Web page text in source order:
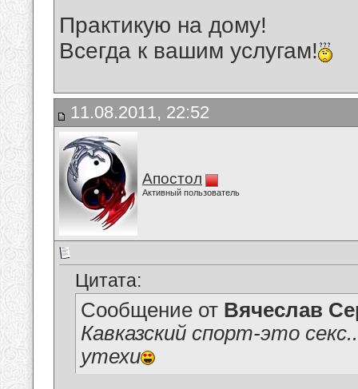
Практикую на дому!
Всегда к вашим услугам!
11.08.2011, 22:52
Апостол
Активный пользователь
Цитата:
Сообщение от Вячеслав
Кавказский спорт-это
утехи